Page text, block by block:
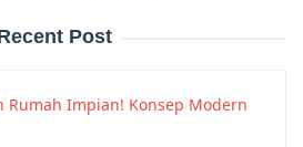
Post
Rumah Impian! Konsep Modern